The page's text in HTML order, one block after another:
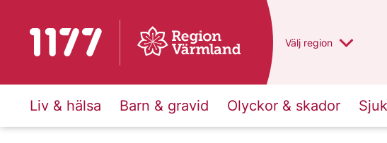
Till startsidan för 1177 Du har valt region
Välj en annan
region
Liv & hälsa Barn & gravid Olyckor & skador